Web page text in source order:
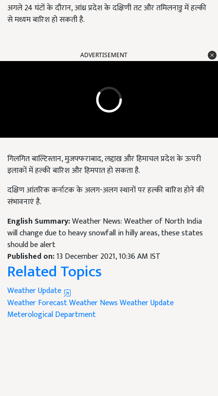
अगले 24 घंटों के दौरान, आंध्र प्रदेश के दक्षिणी तट और तमिलनाडु में हल्की
से मध्यम बारिश हो सकती है.
ADVERTISEMENT
गिलगित बाल्टिस्तान, मुजफ्फराबाद, लद्दाख और हिमाचल प्रदेश के ऊपरी
इलाकों में हल्की बारिश और हिमपात हो सकता है.
दक्षिण आंतरिक कर्नाटक के अलग-अलग स्थानों पर हल्की बारिश होने की
संभावनाएं है.
English Summary:Weather News: Weather of North India
will change due to heavy snowfall in hilly areas, these states
should be alert
Published on:13 December 2021, 10:36 AM IST
Related Topics
Weather Update
Weather ForecastWeather NewsWeather Update
Meterological Department